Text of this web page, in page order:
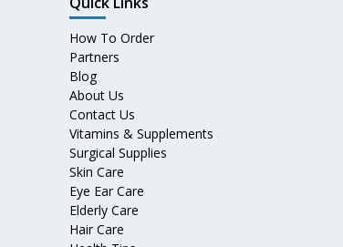
How To Order
Partners
Blog
About Us
Contact Us
Vitamins & Supplements
Surgical Supplies
Skin Care
Eye Ear Care
Elderly Care
Hair Care